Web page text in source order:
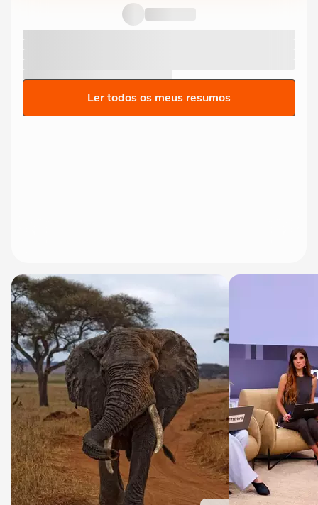
do São Paulo, atropela...
Ler todos os meus resumos